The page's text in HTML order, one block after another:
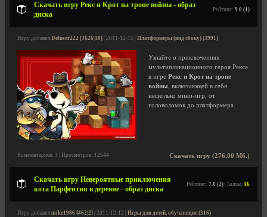
Скачать игру Рекс и Крот на тропе войны - образ
диска
Рейтинг: 9.0 (1)
Игру добавил Defuser222 [3626|10] | 2011-12-15 | Платформеры (вид сбоку) (3991)
Узнайте о приключениях
мультипликационного героя Рекса
в игре Рекс и Крот на тропе
войны , включающей в себя
несколько мини-игр, от
головоломок до платформера.
Скачать игру (276.00 Мб.)
Комментариев: 3 | Просмотров: 12544
Скачать игру Невероятные приключения
кота Парфентия в деревне - образ диска
Рейтинг: 7.0 (2) | Баллы: 16
Игру добавил mike1986 [462|2] | 2011-12-12 | Игры для детей, обучающие (316)